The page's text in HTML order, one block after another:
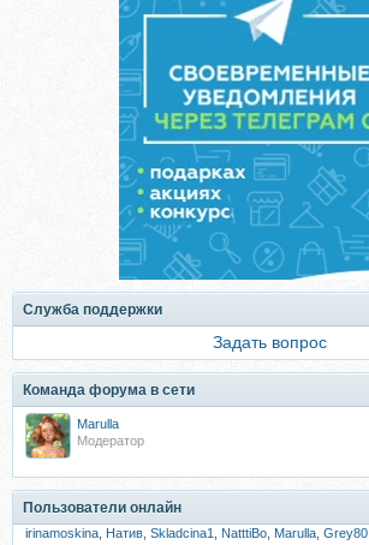
Служба поддержки
Задать вопрос
Команда форума в сети
Marulla
Модератор
Пользователи онлайн
irinamoskina Натив Skladcina1 NatttiBo Marulla Grey80